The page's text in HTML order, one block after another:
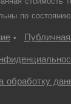
по
•
обработку